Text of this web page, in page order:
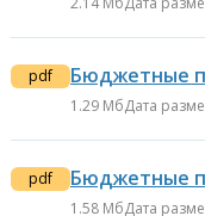
pdf Бюджетные
1.29 МбДата
pdf Бюджетные
1.58 МбДата